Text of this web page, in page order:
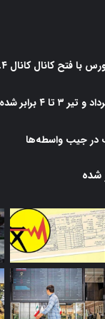
کانال ۵.۴ میلیون واحدی*
شده است؟ *
در جیب واسطه‌ها
شده